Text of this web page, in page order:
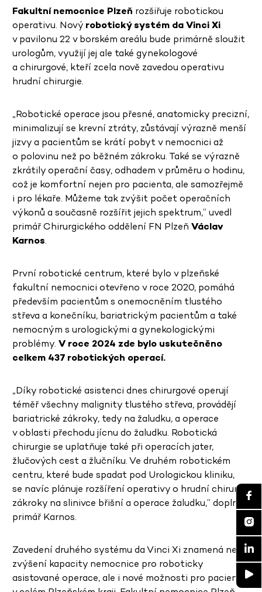
Fakultní nemocnice Plzeň rozšiřuje robotickou
operativu. Nový robotický systém da Vinci Xi
v pavilonu 22 v borském areálu bude primárně sloužit
urologům, využijí jej ale také gynekologové
a chirurgové, kteří zcela nově zavedou operativu
hrudní chirurgie.
„Robotické operace jsou přesné, anatomicky precizní,
minimalizují se krevní ztráty, zůstávají výrazně menší
jizvy a pacientům se krátí pobyt v nemocnici až
o polovinu než po běžném zákroku. Také se výrazně
zkrátily operační časy, odhadem v průměru o hodinu,
což je komfortní nejen pro pacienta, ale samozřejmě
i pro lékaře. Můžeme tak zvýšit počet operačních
výkonů a současně rozšířit jejich spektrum,“ uvedl
primář Chirurgického oddělení FN Plzeň Václav
Karnos.
První robotické centrum, které bylo v plzeňské
fakultní nemocnici otevřeno v roce 2020, pomáhá
především pacientům s onemocněním tlustého
střeva a konečníku, bariatrickým pacientům a také
nemocným s urologickými a gynekologickými
problémy. V roce 2024 zde bylo uskutečněno
celkem 437 robotických operací.
„Díky robotické asistenci dnes chirurgové operují
téměř všechny malignity tlustého střeva, provádějí
bariatrické zákroky, tedy na žaludku, a operace
v oblasti přechodu jícnu do žaludku. Robotická
chirurgie se uplatňuje také při operacích jater,
žlučových cest a žlučníku. Ve druhém robotickém
centru, které bude spadat pod Urologickou kliniku,
se navíc plánuje rozšíření operativy o hrudní chirurgii,
zákroky na slinivce břišní a operace žaludku,“ doplnil
primář Karnos.
Zavedení druhého systému da Vinci Xi znamená nejen
zvýšení kapacity nemocnice pro roboticky
asistované operace, ale i nové možnosti pro pacienty